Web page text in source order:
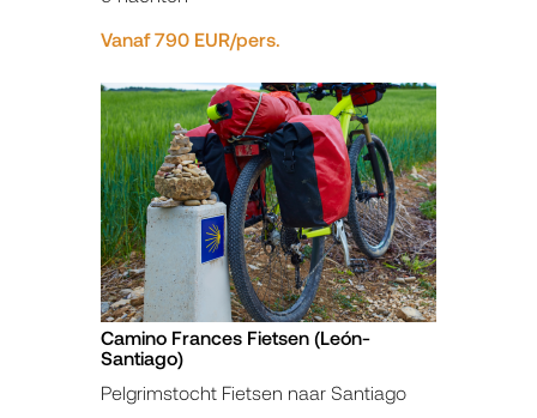
Vanaf 790 EUR/pers.
Camino Frances Fietsen (León-
Santiago)
Pelgrimstocht Fietsen naar Santiago